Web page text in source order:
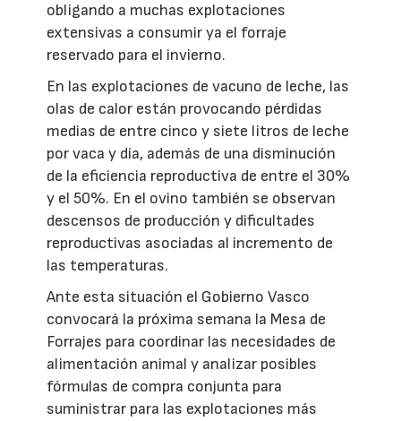
obligando a muchas explotaciones
extensivas a consumir ya el forraje
reservado para el invierno.
En las explotaciones de vacuno de leche, las
olas de calor están provocando pérdidas
medias de entre cinco y siete litros de leche
por vaca y día, además de una disminución
de la eficiencia reproductiva de entre el 30%
y el 50%. En el ovino también se observan
descensos de producción y dificultades
reproductivas asociadas al incremento de
las temperaturas.
Ante esta situación el Gobierno Vasco
convocará la próxima semana la Mesa de
Forrajes para coordinar las necesidades de
alimentación animal y analizar posibles
fórmulas de compra conjunta para
suministrar para las explotaciones más